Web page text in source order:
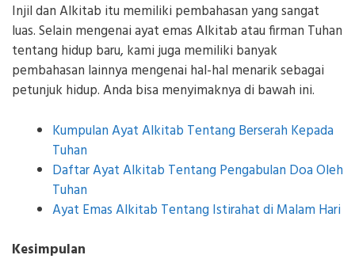
Injil dan Alkitab itu memiliki pembahasan yang sangat
luas. Selain mengenai ayat emas Alkitab atau firman Tuhan
tentang hidup baru, kami juga memiliki banyak
pembahasan lainnya mengenai hal-hal menarik sebagai
petunjuk hidup. Anda bisa menyimaknya di bawah ini.
Kumpulan Ayat Alkitab Tentang Berserah Kepada
Tuhan
Daftar Ayat Alkitab Tentang Pengabulan Doa Oleh
Tuhan
Ayat Emas Alkitab Tentang Istirahat di Malam Hari
Kesimpulan